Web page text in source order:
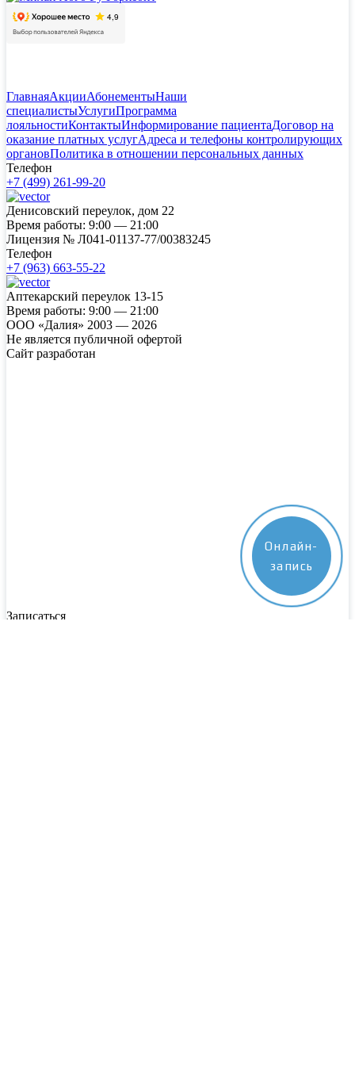
Онлайн-
запись
ГлавнаяАкцииАбонементыНаши
специалистыУслугиПрограмма
лояльностиКонтактыИнформирование пациентаДоговор на
оказание платных услугАдреса и телефоны контролирующих
органовПолитика в отношении персональных данных
Телефон
+7 (499) 261-99-20
Денисовский переулок, дом 22
Время работы: 9:00 — 21:00
Лицензия № Л041-01137-77/00383245
Телефон
+7 (963) 663-55-22
Аптекарский переулок 13-15
Время работы: 9:00 — 21:00
ООО «Далия» 2003 — 2026
Не является публичной офертой
Сайт разработан
Записаться